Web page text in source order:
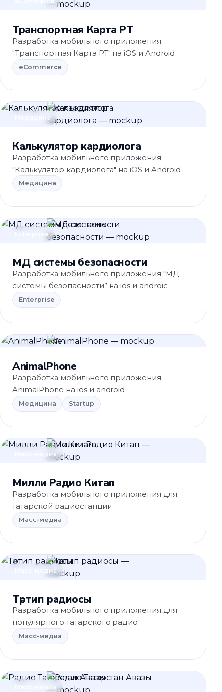
Транспортная Карта РТ
Разработка мобильного приложения
"Транспортная Карта РТ" на iOS и Android
eCommerce
Медицина
Калькулятор кардиолога
Разработка мобильного приложения
"Калькулятор кардиолога" на iOS и Android
Медицина
Enterprise
МД системы безопасности
Разработка мобильного приложения “МД
системы безопасности” на ios и android
Enterprise
AnimalPhone
Разработка мобильного приложения
AnimalPhone на ios и android
Медицина Startup
Масс-медиа
Милли Радио Китап
Разработка мобильного приложения для
татарской радиостанции
Масс-медиа
Масс-медиа
Тәртип радиосы
Разработка мобильного приложения для
популярного татарского радио
Масс-медиа
Масс-медиа